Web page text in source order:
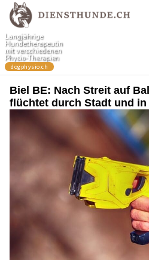
Biel BE: Nach Streit auf
flüchtet durch Stadt und in